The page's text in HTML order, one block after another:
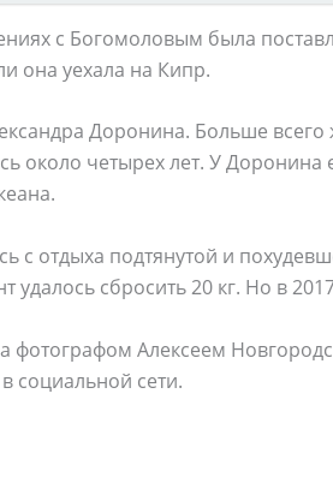
с Богомоловым была
она уехала на Кипр.
Доронина. Больше
около четырех лет. У Доронина
с отдыха подтянутой и
сбросить 20 кг. Но в
Алексеем
социальной сети.